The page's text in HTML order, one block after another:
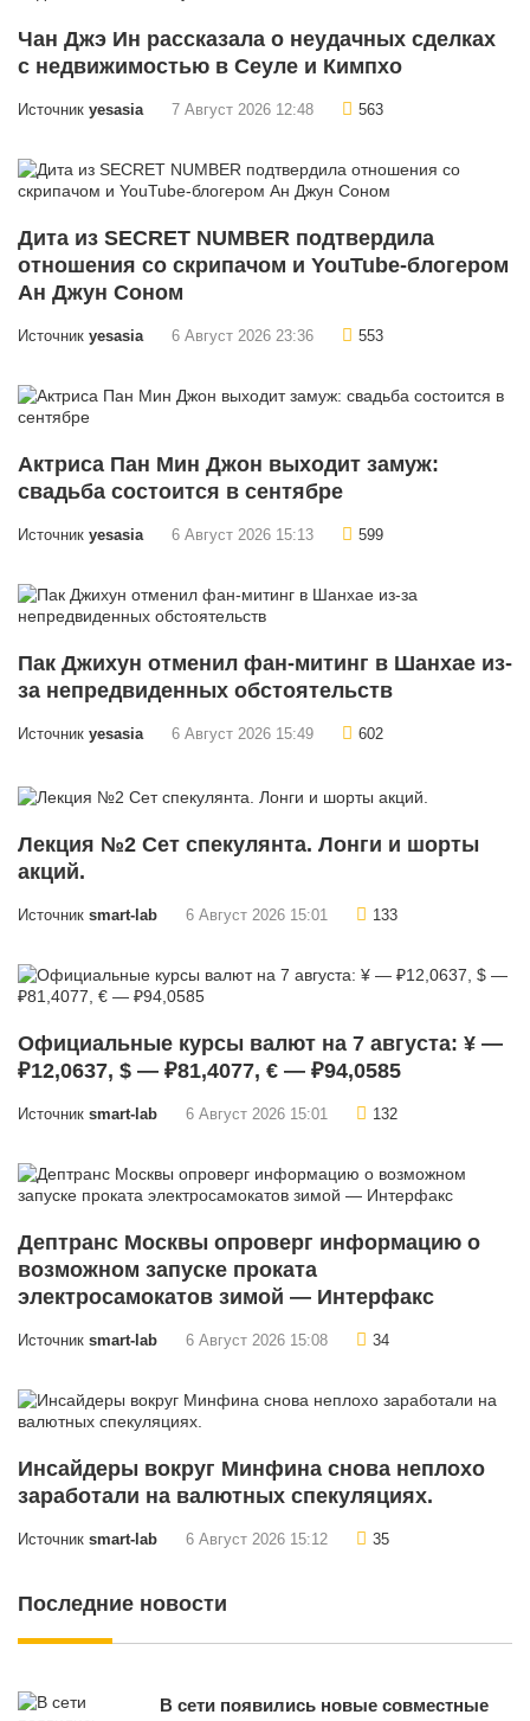
Чан Джэ Ин рассказала о неудачных сделках
с недвижимостью в Сеуле и Кимпхо
Источник yesasia 7 Август 2026 12:48 563
Дита из SECRET NUMBER подтвердила
отношения со скрипачом и YouTube-блогером
Ан Джун Соном
Источник yesasia 6 Август 2026 23:36 553
Актриса Пан Мин Джон выходит замуж:
свадьба состоится в сентябре
Источник yesasia 6 Август 2026 15:13 599
Пак Джихун отменил фан-митинг в Шанхае из-
за непредвиденных обстоятельств
Источник yesasia 6 Август 2026 15:49 602
Лекция №2 Сет спекулянта. Лонги и шорты
акций.
Источник smart-lab 6 Август 2026 15:01 133
Официальные курсы валют на 7 августа: ¥ —
₽12,0637, $ — ₽81,4077, € — ₽94,0585
Источник smart-lab 6 Август 2026 15:01 132
Дептранс Москвы опроверг информацию о
возможном запуске проката
электросамокатов зимой — Интерфакс
Источник smart-lab 6 Август 2026 15:08 34
Инсайдеры вокруг Минфина снова неплохо
заработали на валютных спекуляциях.
Источник smart-lab 6 Август 2026 15:12 35
Последние новости
В сети появились новые совместные